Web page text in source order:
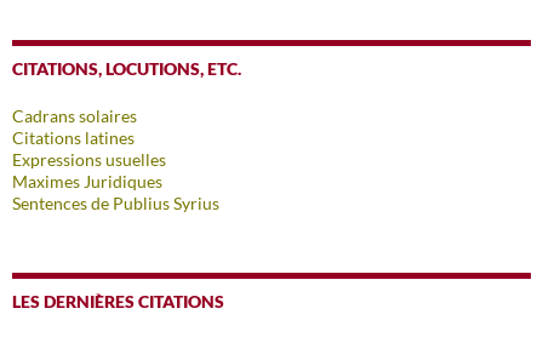
CITATIONS, LOCUTIONS, ETC.
Cadrans solaires
Citations latines
Expressions usuelles
Maximes Juridiques
Sentences de Publius Syrius
LES DERNIÈRES CITATIONS